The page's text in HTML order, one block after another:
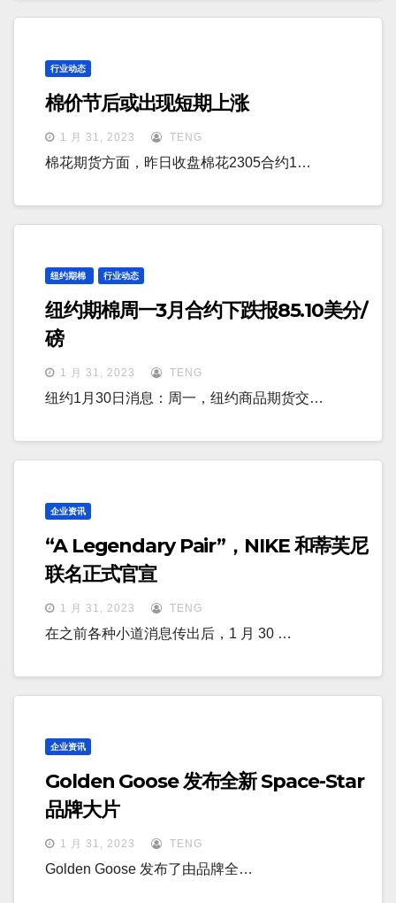
行业动态
棉价节后或出现短期上涨
1 月 31, 2023 TENG
棉花期货方面，昨日收盘棉花2305合约1…
纽约期棉 行业动态
纽约期棉周一3月合约下跌报85.10美分/
磅
1 月 31, 2023 TENG
纽约1月30日消息：周一，纽约商品期货交…
企业资讯
“A Legendary Pair”，NIKE 和蒂芙尼
联名正式官宣
1 月 31, 2023 TENG
在之前各种小道消息传出后，1 月 30 …
企业资讯
Golden Goose 发布全新 Space-Star
品牌大片
1 月 31, 2023 TENG
Golden Goose 发布了由品牌全…